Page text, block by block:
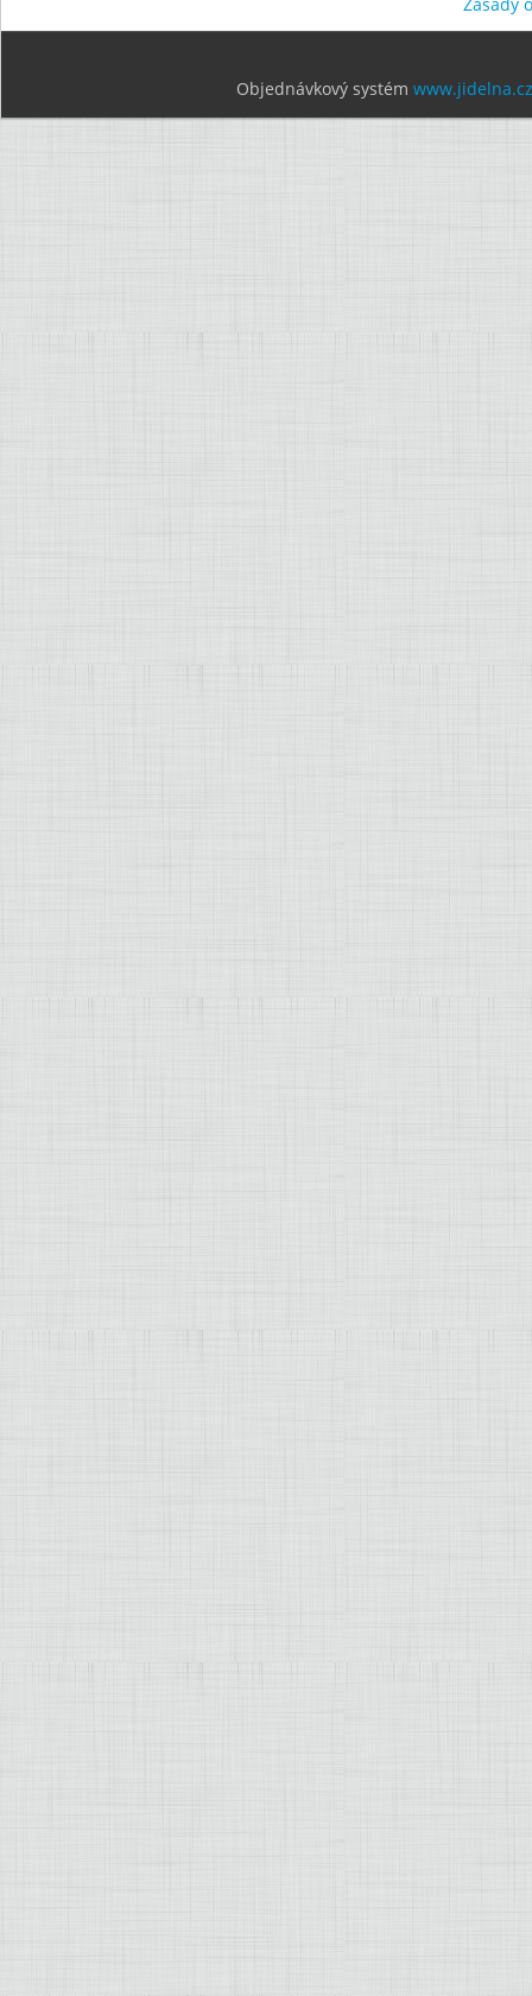
Objednávkový systém www.jidelna.cz